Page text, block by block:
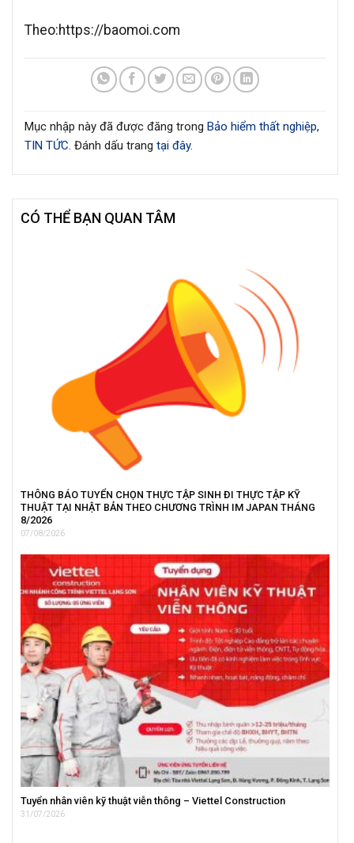
Theo:https://baomoi.com
Mục nhập này đã được đăng trong Bảo hiểm thất nghiệp,
TIN TỨC. Đánh dấu trang tại đây.
CÓ THỂ BẠN QUAN TÂM
THÔNG BÁO TUYỂN CHỌN THỰC TẬP SINH ĐI THỰC TẬP KỸ
THUẬT TẠI NHẬT BẢN THEO CHƯƠNG TRÌNH IM JAPAN THÁNG
8/2026
07/08/2026
Tuyển nhân viên kỹ thuật viễn thông – Viettel Construction
31/07/2026